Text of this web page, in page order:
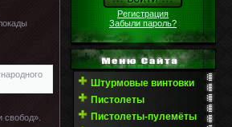
свобод».
Регистрация
Забыли пароль?
Штурмовые винтовки
Пистолеты
Пистолеты-пулемёты